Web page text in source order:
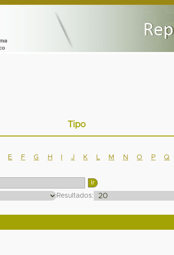
Tipo
E F G H J K M N O P Q
Resultados: